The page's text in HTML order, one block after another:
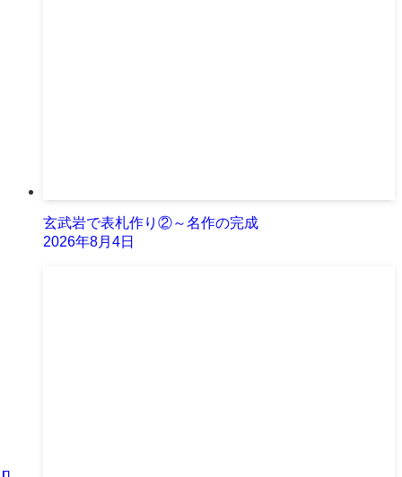
玄武岩で表札作り②～名作の完成
2026年8月4日